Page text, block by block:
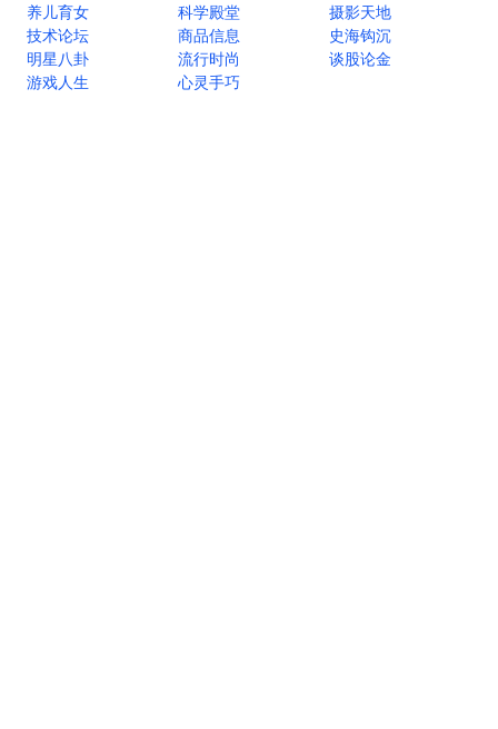
养儿育女
科学殿堂
摄影天地
技术论坛
商品信息
史海钩沉
明星八卦
流行时尚
谈股论金
游戏人生
心灵手巧